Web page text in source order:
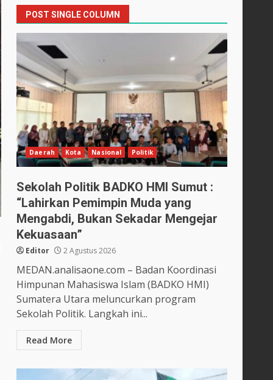
POST SINGLE COLUMN
Daerah Kota Nasional Politik
Sekolah Politik BADKO HMI Sumut :
“Lahirkan Pemimpin Muda yang
Mengabdi, Bukan Sekadar Mengejar
Kekuasaan”
Editor 2 Agustus 2026
MEDAN.analisaone.com – Badan Koordinasi
Himpunan Mahasiswa Islam (BADKO HMI)
Sumatera Utara meluncurkan program
Sekolah Politik. Langkah ini...
Read More